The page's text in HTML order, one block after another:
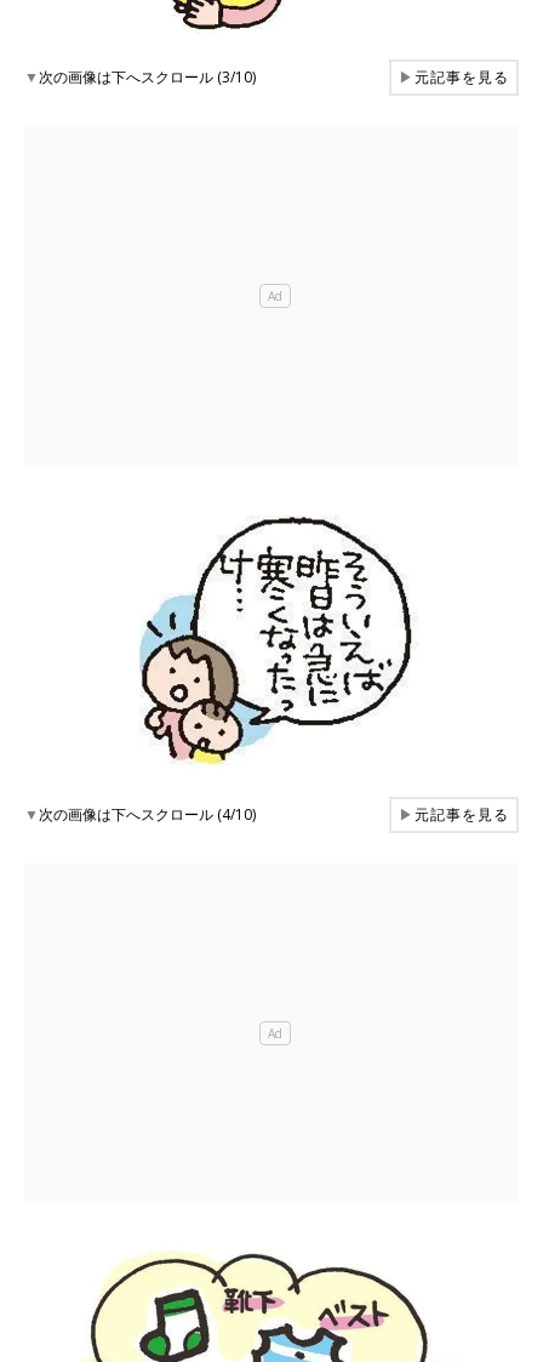
▼次の画像は下へスクロール (3/10) ▶元記事を見る
▼次の画像は下へスクロール (4/10) ▶元記事を見る